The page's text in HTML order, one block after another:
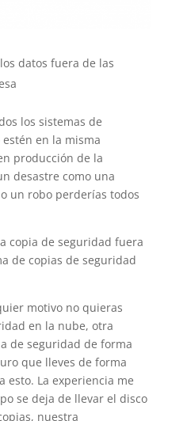
datos fuera de las
los sistemas de
en la misma
producción de la
desastre como una
un robo perderías todos
copia de seguridad fuera
de copias de seguridad
motivo no quieras
en la nube, otra
de seguridad de forma
que lleves de forma
esto. La experiencia me
se deja de llevar el disco
nuestra